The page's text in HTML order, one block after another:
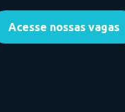
Acesse nossas vagas